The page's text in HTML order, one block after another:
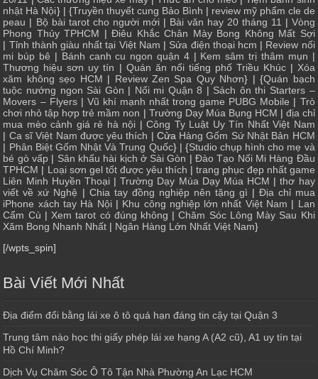
nhật Hà Nội} | {Truyền thuyết cung Bảo Bình | review mỹ phẩm cle de
peau | Bộ bài tarot cho người mới| Bài văn hay 20 tháng 11 | Vòng
Phong Thủy TPHCM |Điêu Khắc Chân Mày Bong Không Mất Sợi
| Tỉnh thành giàu nhất tại Việt Nam | Sửa điện thoại hcm | Review nối
mi búp bê | Bánh canh cu ngon quận 4| Kem sâm trị thâm mụn |
Thương hiệu sơn uy tín | Quán ăn nổi tiếng phố Triều Khúc| Xóa
xăm không sẹo HCM | Review Zen Spa Quy Nhơn} | {Quán bạch
tuộc nướng ngon Sài Gòn | Nối mi Quận 8 | Sách ôn thi Starters –
Movers – Flyers| Vũ khí mạnh nhất trong game PUBG Mobile | Trò
chơi nhỏ tập hợp trẻ mầm non | Trường Dạy Múa Bụng HCM | địa chỉ
mua mèo cảnh giá rẻ hà nội |Công Ty Luật Uy Tín Nhất Việt Nam
| Ca sĩ Việt Nam được yêu thích | Cửa Hàng Gốm Sứ Nhật Bản HCM
| Phân Biệt Gốm Nhật Và Trung Quốc} | {Studio chụp hình cho mẹ và
bé gò vấp | Sân khấu hài kịch ở Sài Gòn |Đào Tạo Nối Mi Hàng Đầu
TPHCM | Loại sơn gel tốt được yêu thích | trang phục đẹp nhất game
Liên Minh Huyền Thoại|Trường Dạy Múa Dạy Múa HCM |thơ hay
viết về xứ Nghệ | Chia tay đồng nghiệp nên tặng gì | Địa chỉ mua
iPhone xách tay Hà Nội| Khu công nghiệp lớn nhất Việt Nam | Lan
Cẩm Cù | Xem tarot có đúng không |Chăm Sóc Lông Mày Sau Khi
Xăm Bong Nhanh Nhất | Ngân Hàng Lớn Nhất Việt Nam}
[/wpts_spin]
Bài Viết Mới Nhất
Địa điểm đổi bằng lái xe ô tô quá hạn đáng tin cậy tại Quận 3
Trung tâm nào học thi giấy phép lái xe hạng A (A2 cũ), A1 uy tín tại
Hồ Chí Minh?
Dịch Vụ Chăm Sóc Ô Tô Tận Nhà Phường An Lạc HCM